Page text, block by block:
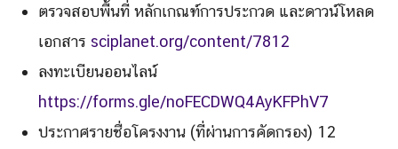
ตรวจสอบพื้นที่ หลักเกณฑ์การประกวด และดาวน์โหลด
เอกสาร sciplanet.org/content/7812
ลงทะเบียนออนไลน์
https://forms.gle/noFECDWQ4AyKFPhV7
ประกาศรายชื่อโครงงาน (ที่ผ่านการคัดกรอง) 12